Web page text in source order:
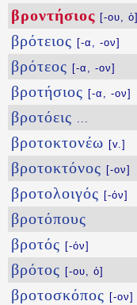
βροντήσιος [-ου, ὁ]
βρότειος [-α, -ον]
βρότεος [-α, -ον]
βροτήσιος [-α, -ον]
βροτόεις ...
βροτοκτονέω [v.]
βροτοκτόνος [-ον]
βροτολοιγός [-όν]
βροτόπους
βροτός [-όν]
βρότος [-ου, ὁ]
βροτοσκόπος [-ον]